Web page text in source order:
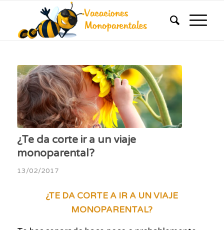
¿Te da corte ir a un viaje
monoparental?
13/02/2017
¿TE DA CORTE A IR A UN VIAJE
MONOPARENTAL?